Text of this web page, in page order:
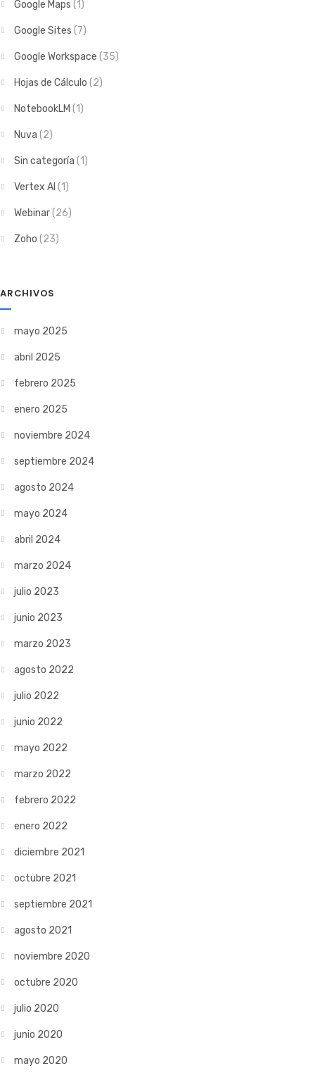
Google Maps (1)
Google Sites (7)
Google Workspace (35)
Hojas de Cálculo (2)
NotebookLM (1)
Nuva (2)
Sin categoría (1)
Vertex AI (1)
Webinar(26)
Zoho (23)
ARCHIVOS
mayo 2025
abril 2025
febrero 2025
enero 2025
noviembre 2024
septiembre 2024
agosto 2024
mayo 2024
abril 2024
marzo 2024
julio 2023
junio 2023
marzo 2023
agosto 2022
julio 2022
junio 2022
mayo 2022
marzo 2022
febrero 2022
enero 2022
diciembre 2021
octubre 2021
septiembre 2021
agosto 2021
noviembre 2020
octubre 2020
julio 2020
junio 2020
mayo 2020